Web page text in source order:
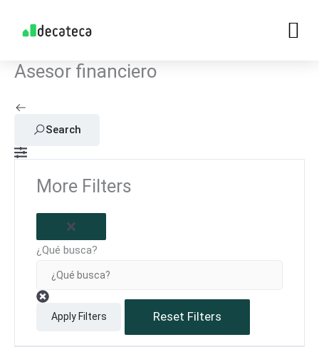
Asesor financiero
Search
More Filters
¿Qué busca?
Apply Filters Reset Filters